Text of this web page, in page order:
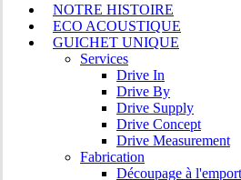
recherche
Menu
NOTRE HISTOIRE
ECO ACOUSTIQUE
GUICHET UNIQUE
Services
Drive In
Drive By
Drive Supply
Drive Concept
Drive Measurement
Fabrication
Découpage à